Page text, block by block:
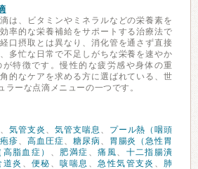
は、ビタミンやミネラルなどの栄養素を
率的な栄養補給をサポートする治療法で
口摂取とは異なり、消化管を通さず直接
多忙な日常で不足しがちな栄養を速やか
特徴です。慢性的な疲労感や身体の重
的なケアを求める方に選ばれている、世
ラーな点滴メニューの一つです。
、 気管支炎 、 気管支喘息 、
プール熱（咽頭
疹、 高血圧症、 糖尿病、
胃腸炎（急性胃
脂血症） 、 肥満症 、痛風、 十二指腸潰
道炎 、 便秘 、咳喘息 、急性気管支炎 、 肺